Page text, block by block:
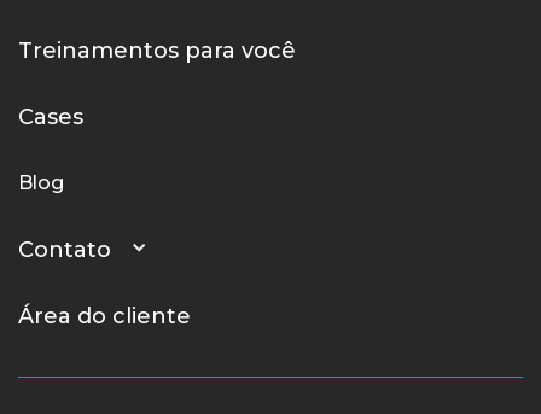
Treinamentos para você
Cases
Blog
Contato
Área do cliente